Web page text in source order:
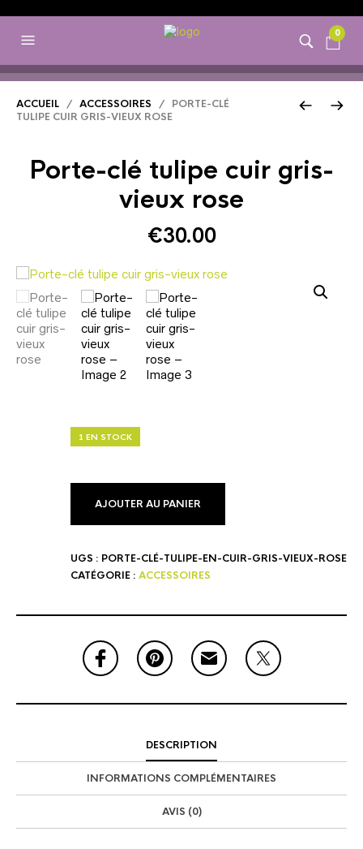
0
ACCUEIL / ACCESSOIRES / PORTE-CLÉ
TULIPE CUIR GRIS-VIEUX ROSE
Porte-clé tulipe cuir gris-
vieux rose
€30.00
1 EN STOCK
AJOUTER AU PANIER
UGS : PORTE-CLÉ-TULIPE-EN-CUIR-GRIS-VIEUX-ROSE
CATÉGORIE : ACCESSOIRES
DESCRIPTION
INFORMATIONS COMPLÉMENTAIRES
AVIS (0)